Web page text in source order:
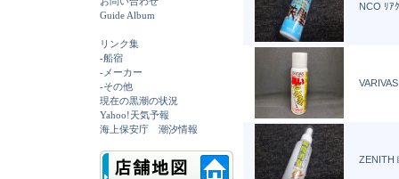
Guide Album
リンク集
-船宿
-メーカー
-その他
現在の黒潮の状況
Yahoo!天気予報
海上保安庁 潮汐情報
NCO ﾘｱ
ZENITH